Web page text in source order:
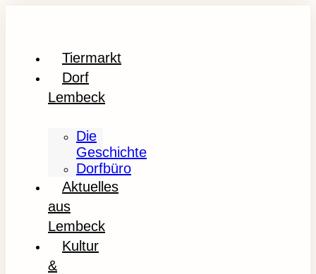
Tiermarkt
Dorf
Lembeck
Die
Geschichte
Dorfbüro
Aktuelles
aus
Lembeck
Kultur
&